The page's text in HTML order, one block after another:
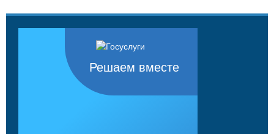
Решаем вместе